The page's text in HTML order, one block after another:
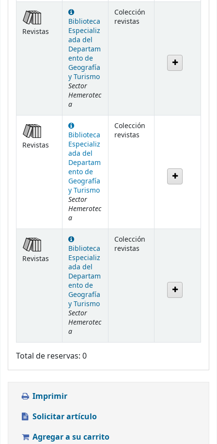
Revistas
Biblioteca
Especializ
ada del
Departam
ento de
Geografía
y Turismo
Sector
Hemerotec
a
Colección
revistas
Revistas
Biblioteca
Especializ
ada del
Departam
ento de
Geografía
y Turismo
Sector
Hemerotec
a
Colección
revistas
Revistas
Biblioteca
Especializ
ada del
Departam
ento de
Geografía
y Turismo
Sector
Hemerotec
a
Colección
revistas
Total de reservas: 0
Imprimir
Solicitar artículo
Agregar a su carrito